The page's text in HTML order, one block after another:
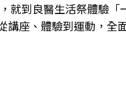
就到良醫生活祭體驗「
講座、體驗到運動，全